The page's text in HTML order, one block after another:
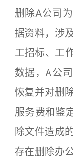
删除A公司
据资料，涉
工招标、工
数据，A公
恢复并对删
服务费和鉴
除文件造成
存在删除办